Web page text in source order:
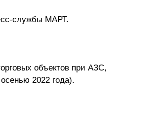
службы МАРТ.
объектов при АЗС,
2022 года).